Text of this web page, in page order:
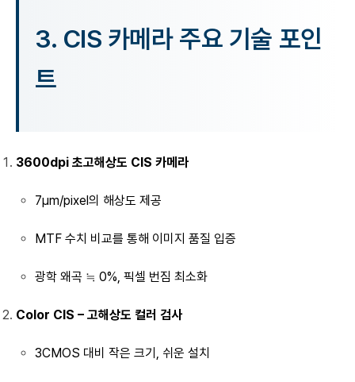
3. CIS 카메라 주요 기술 포인
트
3600dpi 초고해상도 CIS 카메라
7μm/pixel의 해상도 제공
MTF 수치 비교를 통해 이미지 품질 입증
광학 왜곡 ≒ 0%, 픽셀 번짐 최소화
Color CIS – 고해상도 컬러 검사
3CMOS 대비 작은 크기, 쉬운 설치